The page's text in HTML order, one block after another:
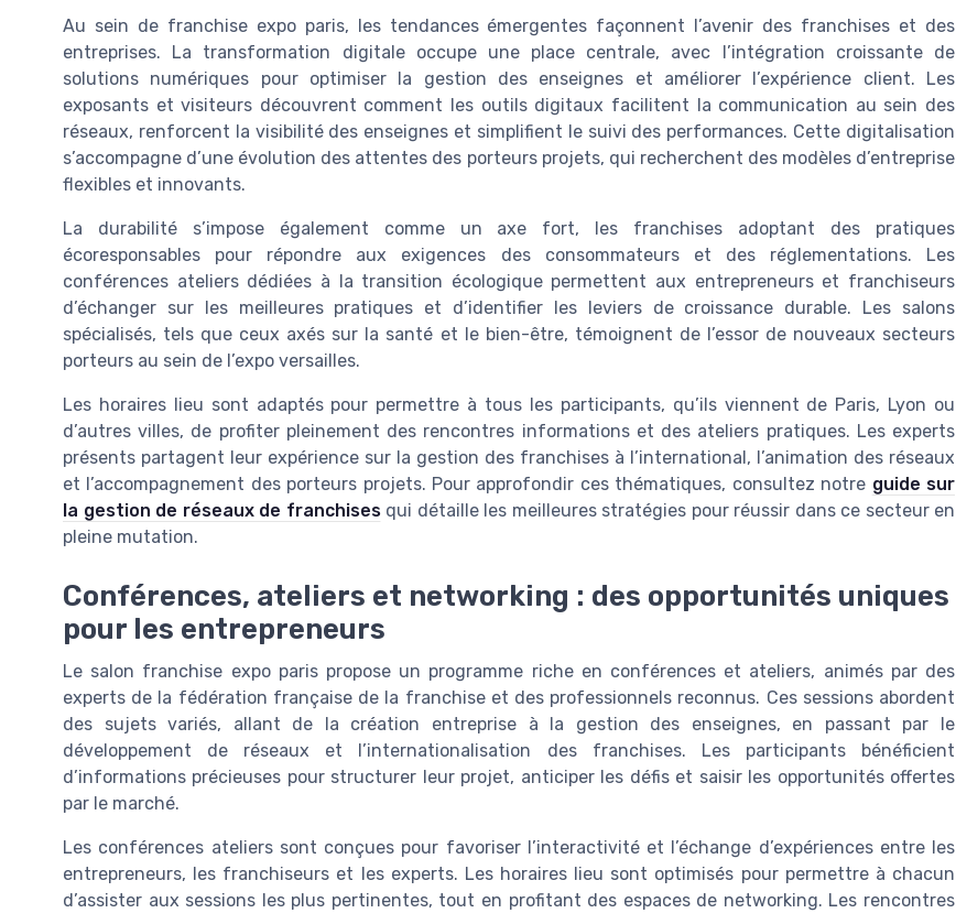
Au sein de franchise expo paris, les tendances émergentes façonnent l’avenir des franchises et des
entreprises. La transformation digitale occupe une place centrale, avec l’intégration croissante de
solutions numériques pour optimiser la gestion des enseignes et améliorer l’expérience client. Les
exposants et visiteurs découvrent comment les outils digitaux facilitent la communication au sein des
réseaux, renforcent la visibilité des enseignes et simplifient le suivi des performances. Cette digitalisation
s’accompagne d’une évolution des attentes des porteurs projets, qui recherchent des modèles d’entreprise
flexibles et innovants.
La durabilité s’impose également comme un axe fort, les franchises adoptant des pratiques
écoresponsables pour répondre aux exigences des consommateurs et des réglementations. Les
conférences ateliers dédiées à la transition écologique permettent aux entrepreneurs et franchiseurs
d’échanger sur les meilleures pratiques et d’identifier les leviers de croissance durable. Les salons
spécialisés, tels que ceux axés sur la santé et le bien-être, témoignent de l’essor de nouveaux secteurs
porteurs au sein de l’expo versailles.
Les horaires lieu sont adaptés pour permettre à tous les participants, qu’ils viennent de Paris, Lyon ou
d’autres villes, de profiter pleinement des rencontres informations et des ateliers pratiques. Les experts
présents partagent leur expérience sur la gestion des franchises à l’international, l’animation des réseaux
et l’accompagnement des porteurs projets. Pour approfondir ces thématiques, consultez notre guide sur
la gestion de réseaux de franchisesqui détaille les meilleures stratégies pour réussir dans ce secteur en
pleine mutation.
Conférences, ateliers et networking : des opportunités uniques
pour les entrepreneurs
Le salon franchise expo paris propose un programme riche en conférences et ateliers, animés par des
experts de la fédération française de la franchise et des professionnels reconnus. Ces sessions abordent
des sujets variés, allant de la création entreprise à la gestion des enseignes, en passant par le
développement de réseaux et l’internationalisation des franchises. Les participants bénéficient
d’informations précieuses pour structurer leur projet, anticiper les défis et saisir les opportunités offertes
par le marché.
Les conférences ateliers sont conçues pour favoriser l’interactivité et l’échange d’expériences entre les
entrepreneurs, les franchiseurs et les experts. Les horaires lieu sont optimisés pour permettre à chacun
d’assister aux sessions les plus pertinentes, tout en profitant des espaces de networking. Les rencontres